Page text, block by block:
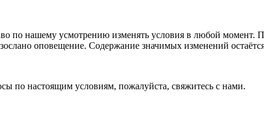
по нашему усмотрению изменять условия в любой
оповещение. Содержание значимых изменений
по настоящим условиям, пожалуйста, свяжитесь с нами.